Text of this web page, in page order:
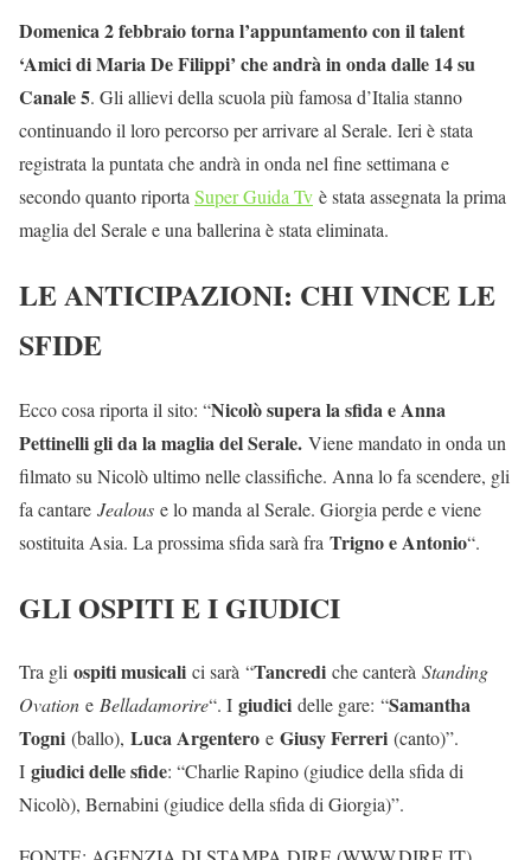
Domenica 2 febbraio torna l’appuntamento con il talent
‘Amici di Maria De Filippi’ che andrà in onda dalle 14 su
Canale 5. Gli allievi della scuola più famosa d’Italia stanno
continuando il loro percorso per arrivare al Serale. Ieri è stata
registrata la puntata che andrà in onda nel fine settimana e
secondo quanto riporta Super Guida Tv è stata assegnata la prima
maglia del Serale e una ballerina è stata eliminata.
LE ANTICIPAZIONI: CHI VINCE LE
SFIDE
Ecco cosa riporta il sito: “Nicolò supera la sfida e Anna
Pettinelli gli da la maglia del Serale. Viene mandato in onda un
filmato su Nicolò ultimo nelle classifiche. Anna lo fa scendere, gli
fa cantare Jealous e lo manda al Serale. Giorgia perde e viene
sostituita Asia. La prossima sfida sarà fra Trigno e Antonio“.
GLI OSPITI E I GIUDICI
Tra gli ospiti musicali ci sarà “Tancredi che canterà Standing
Ovation e Belladamorire“. I giudici delle gare: “Samantha
Togni (ballo), Luca Argentero e Giusy Ferreri (canto)”.
I giudici delle sfide: “Charlie Rapino (giudice della sfida di
Nicolò), Bernabini (giudice della sfida di Giorgia)”.